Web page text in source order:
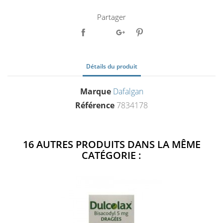
Partager
Détails du produit
Marque Dafalgan
Référence 7834178
16 AUTRES PRODUITS DANS LA MÊME
CATÉGORIE :